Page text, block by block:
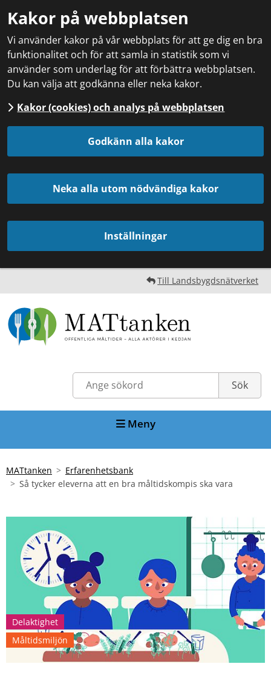
Kakor på webbplatsen
Vi använder kakor på vår webbplats för att ge dig en bra
funktionalitet och för att samla in statistik som vi
använder som underlag för att förbättra webbplatsen.
Du kan välja att godkänna eller neka kakor.
Kakor (cookies) och analys på webbplatsen
Godkänn alla kakor
Neka alla utom nödvändiga kakor
Inställningar
Till Landsbygdsnätverket
Meny
MATtanken
Erfarenhetsbank
Så tycker eleverna att en bra måltidskompis ska vara
Delaktighet
Måltidsmiljön